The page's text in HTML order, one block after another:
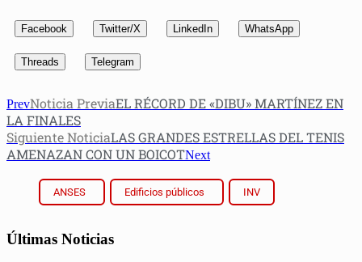
Facebook Twitter/X LinkedIn WhatsApp
Threads Telegram
PrevNoticia PreviaEL RÉCORD DE «DIBU» MARTÍNEZ EN
LA FINALES
Siguiente NoticiaLAS GRANDES ESTRELLAS DEL TENIS
AMENAZAN CON UN BOICOTNext
ANSES Edificios públicos INV
Últimas Noticias